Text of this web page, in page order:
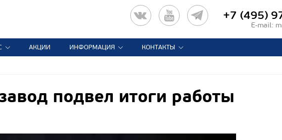
+7 (495)
E-mail:
АКЦИИ ИНФОРМАЦИЯ КОНТАКТЫ
подвел итоги работы